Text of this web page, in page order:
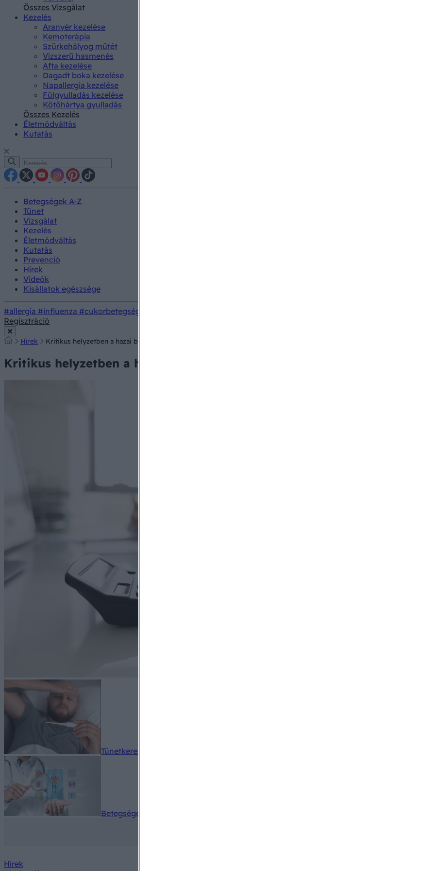
Összes Vizsgálat
Kezelés
Aranyér kezelése
Kemoterápia
Szürkehályog műtét
Vízszerű hasmenés
Afta kezelése
Dagadt boka kezelése
Napallergia kezelése
Fülgyulladás kezelése
Kötőhártya gyulladás
Összes Kezelés
Életmódváltás
Kutatás
Betegségek A-Z
Tünet
Vizsgálat
Kezelés
Életmódváltás
Kutatás
Prevenció
Hírek
Videók
Kisállatok egészsége
#allergia #influenza #cukorbetegség
Regisztráció
Hírek Kritikus helyzetben a hazai betegszervezetek
Kritikus helyzetben a hazai betegszervezetek
Tünetkereső
Betegségek A-Z
Hírek